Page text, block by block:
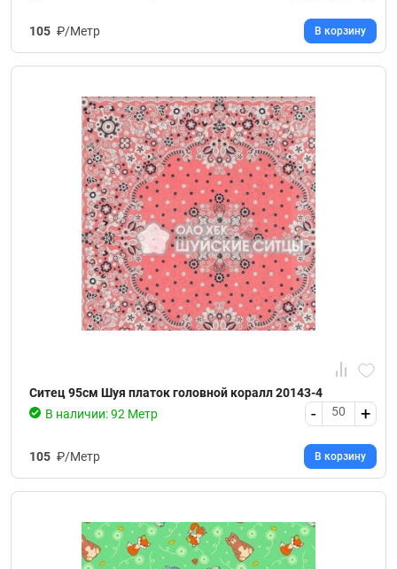
105 ₽/Метр В корзину
Ситец 95см Шуя платок головной коралл 20143-4
В наличии: 92 Метр
- 50 +
105 ₽/Метр В корзину